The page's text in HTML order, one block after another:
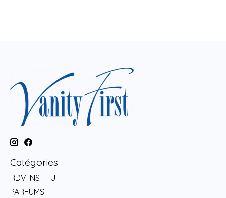
Catégories
RDV INSTITUT
PARFUMS